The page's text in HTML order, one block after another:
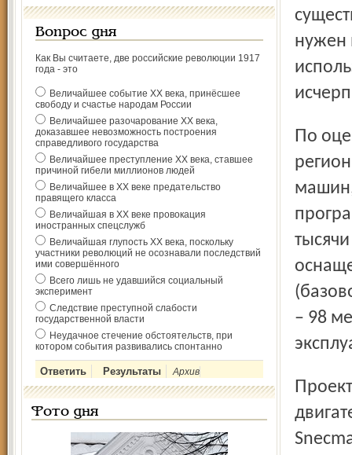
Вопрос дня
Как Вы считаете, две российские революции 1917
года - это
Величайшее событие ХХ века, принёсшее
свободу и счастье народам России
Величайшее разочарование ХХ века,
доказавшее невозможность построения
справедливого государства
Величайшее преступление ХХ века, ставшее
причиной гибели миллионов людей
Величайшее в ХХ веке предательство
правящего класса
Величайшая в ХХ веке провокация
иностранных спецслужб
Величайшая глупость ХХ века, поскольку
участники революций не осознавали последствий
ими совершённого
Всего лишь не удавшийся социальный
эксперимент
Следствие преступной слабости
государственной власти
Неудачное стечение обстоятельств, при
котором события развивались спонтанно
Архив
Фото дня
нужен
По оценкам экспертов, потребность внутреннего рынка в
– 98
Проектирование, разработка и дальнейшее производство